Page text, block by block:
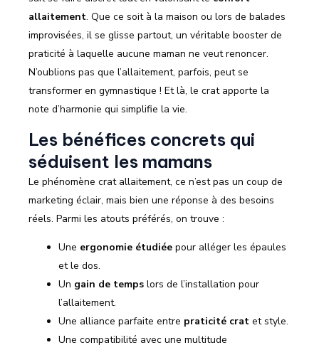
allaitement. Que ce soit à la maison ou lors de balades
improvisées, il se glisse partout, un véritable booster de
praticité à laquelle aucune maman ne veut renoncer.
N’oublions pas que l’allaitement, parfois, peut se
transformer en gymnastique ! Et là, le crat apporte la
note d’harmonie qui simplifie la vie.
Les bénéfices concrets qui
séduisent les mamans
Le phénomène crat allaitement, ce n’est pas un coup de
marketing éclair, mais bien une réponse à des besoins
réels. Parmi les atouts préférés, on trouve :
Une ergonomie étudiée pour alléger les épaules
et le dos.
Un gain de temps lors de l’installation pour
l’allaitement.
Une alliance parfaite entre praticité crat et style.
Une compatibilité avec une multitude